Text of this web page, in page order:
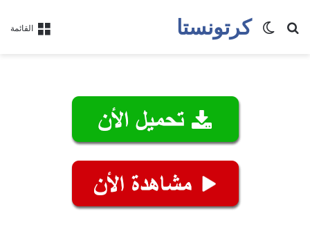
القائمة كرتونستابحث عنالوضع المظلم